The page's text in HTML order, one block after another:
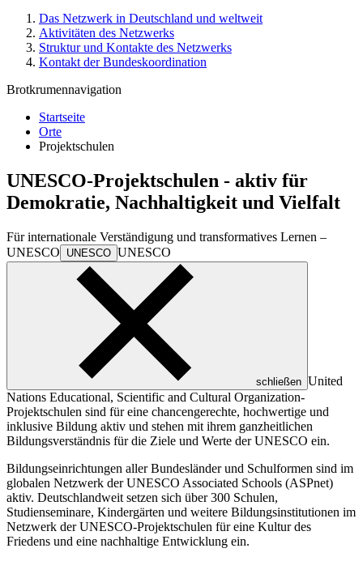
Das Netzwerk in Deutschland und weltweit
Aktivitäten des Netzwerks
Struktur und Kontakte des Netzwerks
Kontakt der Bundeskoordination
Brotkrumennavigation
Startseite
Orte
Projektschulen
UNESCO-Projektschulen - aktiv für
Demokratie, Nachhaltigkeit und Vielfalt
Für internationale Verständigung und transformatives Lernen –
UNESCO
UNESCO UNESCO
schließen United
Nations Educational, Scientific and Cultural Organization-
Projektschulen sind für eine chancengerechte, hochwertige und
inklusive Bildung aktiv und stehen mit ihrem ganzheitlichen
Bildungsverständnis für die Ziele und Werte der UNESCO ein.
Bildungseinrichtungen aller Bundesländer und Schulformen sind im
globalen Netzwerk der UNESCO Associated Schools (ASPnet)
aktiv. Deutschlandweit setzen sich über 300 Schulen,
Studienseminare, Kindergärten und weitere Bildungsinstitutionen im
Netzwerk der UNESCO-Projektschulen für eine Kultur des
Friedens und eine nachhaltige Entwicklung ein.